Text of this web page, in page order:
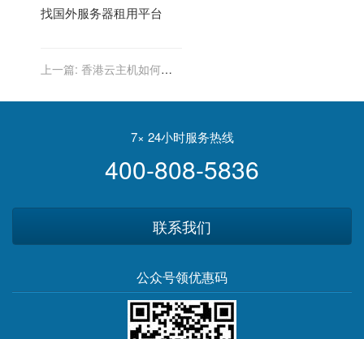
找国外服务器租用平台
上一篇: 香港云主机如何安
7× 24小时服务热线
400-808-5836
联系我们
公众号领优惠码